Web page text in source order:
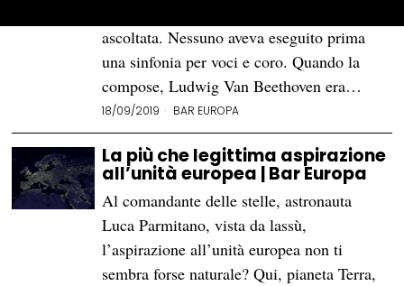
ascoltata. Nessuno aveva eseguito prima
una sinfonia per voci e coro. Quando la
compose, Ludwig Van Beethoven era…
18/09/2019 BAR EUROPA
La più che legittima aspirazione
all’unità europea | Bar Europa
Al comandante delle stelle, astronauta
Luca Parmitano, vista da lassù,
l’aspirazione all’unità europea non ti
sembra forse naturale? Qui, pianeta Terra,